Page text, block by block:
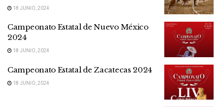
18 JUNIO, 2024
Campeonato Estatal de Nuevo México
2024
18 JUNIO, 2024
Campeonato Estatal de Zacatecas 2024
18 JUNIO, 2024